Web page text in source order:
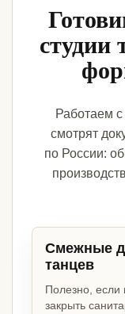
Работаем
смотрят
по России:
Смежные
танцев
Полезно, если
закрыть